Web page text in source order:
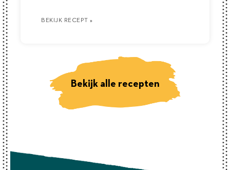
BEKIJK RECEPT »
BEKIJK RECEPT »
BEKIJK RECEPT »
Bekijk alle recepten